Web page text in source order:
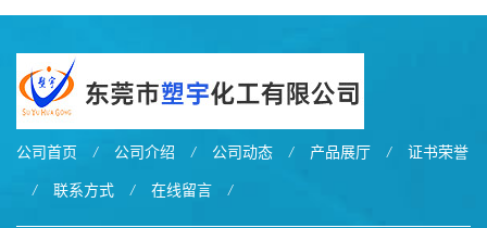
公司首页 / 公司介绍 / 公司动态 / 产品展厅 / 证书荣誉
/ 联系方式 / 在线留言 /